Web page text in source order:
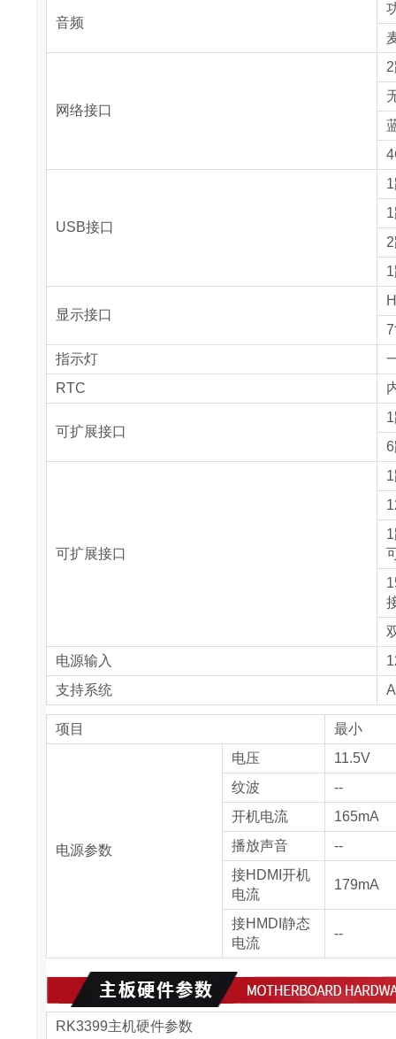
音频
网络接口
USB接口
显示接口
指示灯
RTC
可扩展接口
可扩展接口
电源输入
支持系统
项目 最小
电源参数
电压
11.5V
纹波
--
开机电流
165mA
播放声音
--
接HDMI开机
电流
179mA
接HMDI静态
电流
--
RK3399主机硬件参数